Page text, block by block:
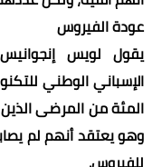
عودة الفيروس
يقول لويس
وهو يعتقد أنهم لم